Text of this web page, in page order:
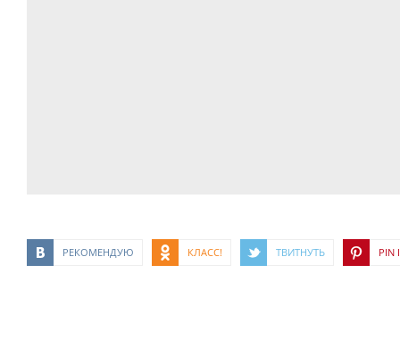
РЕКОМЕНДУЮ КЛАСС! ТВИТНУТЬ PIN